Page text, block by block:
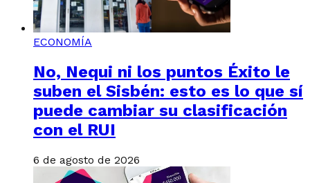
ECONOMÍA
No, Nequi ni los puntos Éxito le
suben el Sisbén: esto es lo que sí
puede cambiar su clasificación
con el RUI
6 de agosto de 2026